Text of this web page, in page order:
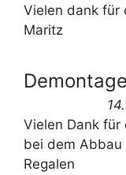
Vielen dank für
Maritz
Vielen Dank
bei dem Abbau
Regalen